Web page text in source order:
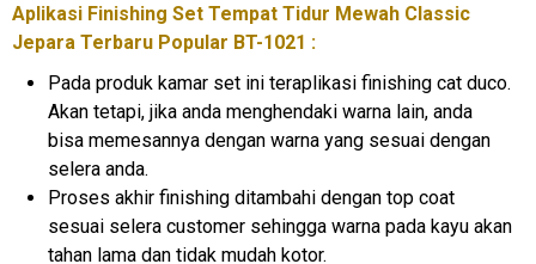
Aplikasi Finishing Set Tempat Tidur Mewah Classic
Jepara Terbaru Popular BT-1021 :
Pada produk kamar set ini teraplikasi finishing cat duco.
Akan tetapi, jika anda menghendaki warna lain, anda
bisa memesannya dengan warna yang sesuai dengan
selera anda.
Proses akhir finishing ditambahi dengan top coat
sesuai selera customer sehingga warna pada kayu akan
tahan lama dan tidak mudah kotor.